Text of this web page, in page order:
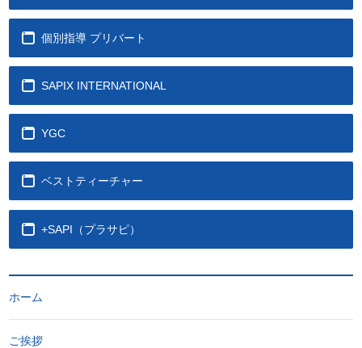
個別指導 プリバート
SAPIX INTERNATIONAL
YGC
ベストティーチャー
+SAPI（プラサピ）
ホーム
ご挨拶